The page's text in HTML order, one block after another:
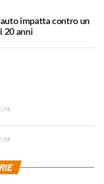
impatta contro un
20 anni